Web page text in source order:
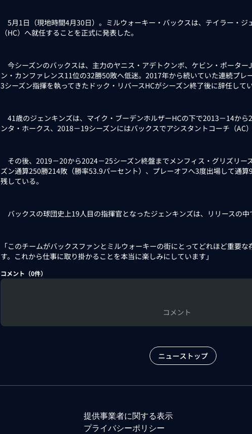
5月1日（現地時間4月30日）。ミルウォーキー・バックスは、テイラー・ジ
（HC）へ就任することを正式に発表した。
今シーズンのバックスは、主力のヤニス・アデトクンボ、ケビン・ポーター
ン・カンファレンス11位の32勝50敗へ低迷。2017年から続いていた連続プレ
3シーズン指揮を執ってきたドック・リバースHCがシーズン終了後に辞任してい
41歳のジェンキンズは、マイク・ブーデンホルザーHCの下で2013－14から
ンタ・ホークス、2018－19シーズンにはバックスでアシスタントコーチ（AC
その後、2019－20から2024－25シーズン終盤までメンフィス・グリズリー
ズン通算250勝214敗（勝率53.9パーセント）、プレーオフへ3度出場して通
残している。
バックスの球団史上19人目の指揮官となったジェンキンズは、リリースの中
「このチームがバックスファンとミルウォーキーの街にとってどれほど重要
す。これから仕事に取り掛かることを本当に楽しみにしています」
コメント（0件）
コメント
ニューストップ
提供事業者に関する表示
プライバシーポリシー